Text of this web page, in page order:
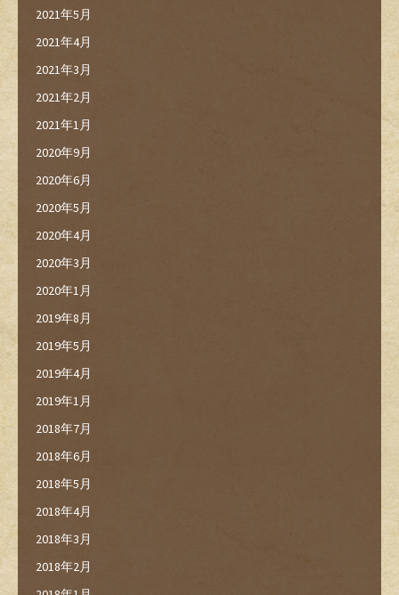
2021年5月
2021年4月
2021年3月
2021年2月
2021年1月
2020年9月
2020年6月
2020年5月
2020年4月
2020年3月
2020年1月
2019年8月
2019年5月
2019年4月
2019年1月
2018年7月
2018年6月
2018年5月
2018年4月
2018年3月
2018年2月